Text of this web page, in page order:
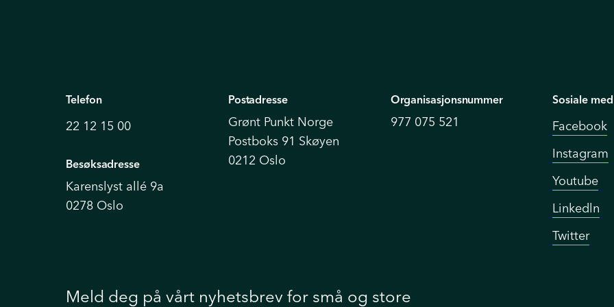
Telefon
22 12 15 00
Besøksadresse
Karenslyst allé 9a
0278 Oslo
Postadresse
Grønt Punkt Norge
Postboks 91 Skøyen
0212 Oslo
Organisasjonsnummer
977 075 521
Sosiale
Facebook
Instagram
Youtube
Linkedln
Twitter
Meld deg på vårt nyhetsbrev for små og store